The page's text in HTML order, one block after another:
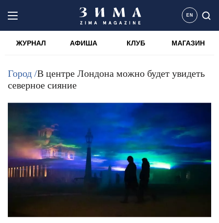
EN
ЖУРНАЛ АФИША КЛУБ МАГАЗИН
Город /В центре Лондона можно будет увидеть
северное сияние